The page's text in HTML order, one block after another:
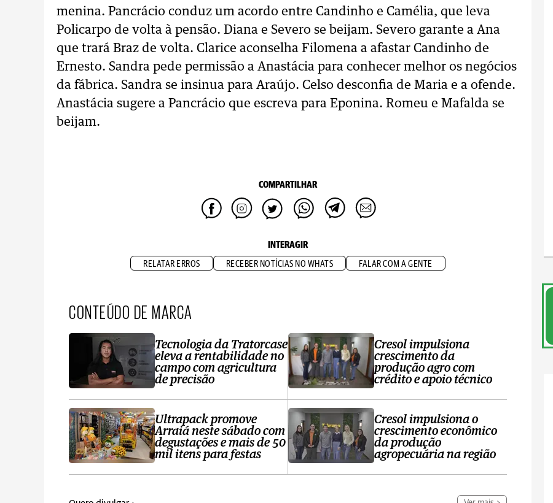
menina. Pancrácio conduz um acordo entre Candinho e Camélia, que leva
Policarpo de volta à pensão. Diana e Severo se beijam. Severo garante a Ana
que trará Braz de volta. Clarice aconselha Filomena a afastar Candinho de
Ernesto. Sandra pede permissão a Anastácia para conhecer melhor os negócios
da fábrica. Sandra se insinua para Araújo. Celso desconfia de Maria e a ofende.
Anastácia sugere a Pancrácio que escreva para Eponina. Romeu e Mafalda se
beijam.
COMPARTILHAR
INTERAGIR
RELATAR ERROS RECEBER NOTÍCIAS NO WHATS FALAR COM A GENTE
CONTEÚDO DE MARCA
Tecnologia da Tratorcase
eleva a rentabilidade no
campo com agricultura
de precisão
Ultrapack promove
Arraiá neste sábado com
degustações e mais de 50
mil itens para festas
Cresol impulsiona
crescimento da
produção agro com
crédito e apoio técnico
Cresol impulsiona o
crescimento econômico
da produção
agropecuária na região